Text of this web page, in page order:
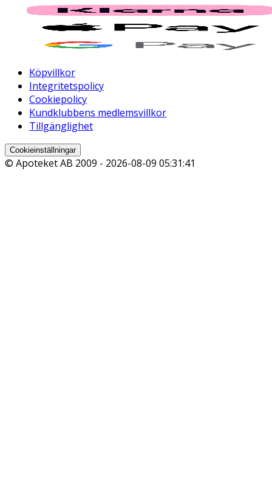
Köpvillkor
Integritetspolicy
Cookiepolicy
Kundklubbens medlemsvillkor
Tillgänglighet
Cookieinställningar
© Apoteket AB 2009 - 2026-08-09 05:31:41